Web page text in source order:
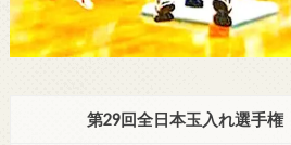
第29回全日本玉入れ選手権